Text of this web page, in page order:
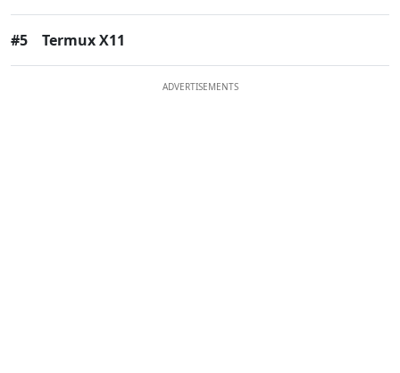
#5 Termux X11
ADVERTISEMENTS